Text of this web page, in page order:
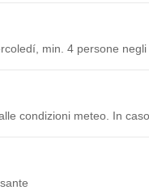
min. 4 persone
condizioni meteo. In